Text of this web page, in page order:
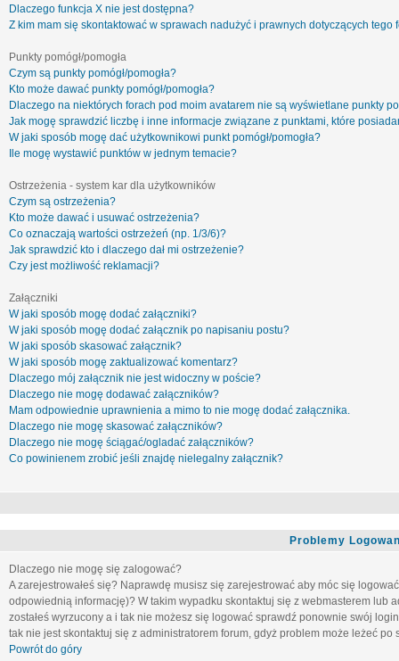
Dlaczego funkcja X nie jest dostępna?
Z kim mam się skontaktować w sprawach nadużyć i prawnych dotyczących tego
Punkty pomógł/pomogła
Czym są punkty pomógł/pomogła?
Kto może dawać punkty pomógł/pomogła?
Dlaczego na niektórych forach pod moim avatarem nie są wyświetlane punkty
Jak mogę sprawdzić liczbę i inne informacje związane z punktami, które
W jaki sposób mogę dać użytkownikowi punkt pomógł/pomogła?
Ile mogę wystawić punktów w jednym temacie?
Ostrzeżenia - system kar dla użytkowników
Czym są ostrzeżenia?
Kto może dawać i usuwać ostrzeżenia?
Co oznaczają wartości ostrzeżeń (np. 1/3/6)?
Jak sprawdzić kto i dlaczego dał mi ostrzeżenie?
Czy jest możliwość reklamacji?
Załączniki
W jaki sposób mogę dodać załączniki?
W jaki sposób mogę dodać załącznik po napisaniu postu?
W jaki sposób skasować załącznik?
W jaki sposób mogę zaktualizować komentarz?
Dlaczego mój załącznik nie jest widoczny w poście?
Dlaczego nie mogę dodawać załączników?
Mam odpowiednie uprawnienia a mimo to nie mogę dodać załącznika.
Dlaczego nie mogę skasować załączników?
Dlaczego nie mogę ściągać/ogladać załączników?
Co powinienem zrobić jeśli znajdę nielegalny załącznik?
Problemy
Dlaczego nie mogę się zalogować?
A zarejestrowałeś się? Naprawdę musisz się zarejestrować aby móc się
odpowiednią informację)? W takim wypadku skontaktuj się z webmasterem lub
zostałeś wyrzucony a i tak nie możesz się logować sprawdź ponownie swój
tak nie jest skontaktuj się z administratorem forum, gdyż problem może leżeć po
Powrót do góry